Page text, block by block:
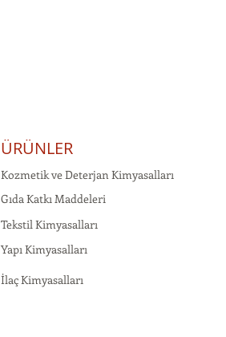
ÜRÜNLER
Kozmetik ve Deterjan Kimyasalları
Gıda Katkı Maddeleri
Tekstil Kimyasalları
Yapı Kimyasalları
İlaç Kimyasalları